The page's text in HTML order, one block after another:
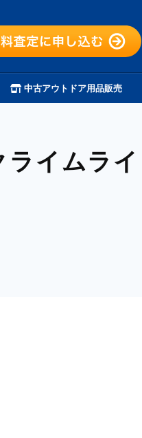
中古アウトドア用品販売
ライムライ